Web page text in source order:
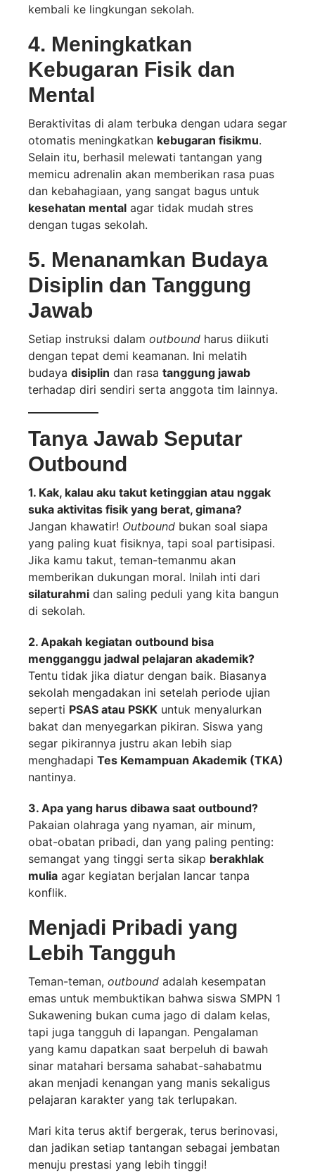
kembali ke lingkungan sekolah.
4. Meningkatkan
Kebugaran Fisik dan
Mental
Beraktivitas di alam terbuka dengan udara segar
otomatis meningkatkan kebugaran fisikmu.
Selain itu, berhasil melewati tantangan yang
memicu adrenalin akan memberikan rasa puas
dan kebahagiaan, yang sangat bagus untuk
kesehatan mental agar tidak mudah stres
dengan tugas sekolah.
5. Menanamkan Budaya
Disiplin dan Tanggung
Jawab
Setiap instruksi dalam outbound harus diikuti
dengan tepat demi keamanan. Ini melatih
budaya disiplin dan rasa tanggung jawab
terhadap diri sendiri serta anggota tim lainnya.
Tanya Jawab Seputar
Outbound
1. Kak, kalau aku takut ketinggian atau nggak
suka aktivitas fisik yang berat, gimana?
Jangan khawatir! Outbound bukan soal siapa
yang paling kuat fisiknya, tapi soal partisipasi.
Jika kamu takut, teman-temanmu akan
memberikan dukungan moral. Inilah inti dari
silaturahmi dan saling peduli yang kita bangun
di sekolah.
2. Apakah kegiatan outbound bisa
mengganggu jadwal pelajaran akademik?
Tentu tidak jika diatur dengan baik. Biasanya
sekolah mengadakan ini setelah periode ujian
seperti PSAS atau PSKK untuk menyalurkan
bakat dan menyegarkan pikiran. Siswa yang
segar pikirannya justru akan lebih siap
menghadapi Tes Kemampuan Akademik (TKA)
nantinya.
3. Apa yang harus dibawa saat outbound?
Pakaian olahraga yang nyaman, air minum,
obat-obatan pribadi, dan yang paling penting:
semangat yang tinggi serta sikap berakhlak
mulia agar kegiatan berjalan lancar tanpa
konflik.
Menjadi Pribadi yang
Lebih Tangguh
Teman-teman, outbound adalah kesempatan
emas untuk membuktikan bahwa siswa SMPN 1
Sukawening bukan cuma jago di dalam kelas,
tapi juga tangguh di lapangan. Pengalaman
yang kamu dapatkan saat berpeluh di bawah
sinar matahari bersama sahabat-sahabatmu
akan menjadi kenangan yang manis sekaligus
pelajaran karakter yang tak terlupakan.
Mari kita terus aktif bergerak, terus berinovasi,
dan jadikan setiap tantangan sebagai jembatan
menuju prestasi yang lebih tinggi!